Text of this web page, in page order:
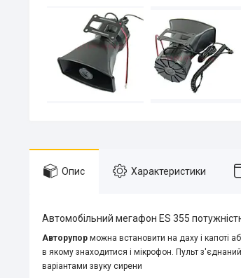
Опис Характеристики
Автомобільний мегафон ES 355
Авторупор можна встановити на даху і капоті
в якому знаходитися і мікрофон. Пульт
варіантами звуку сирени